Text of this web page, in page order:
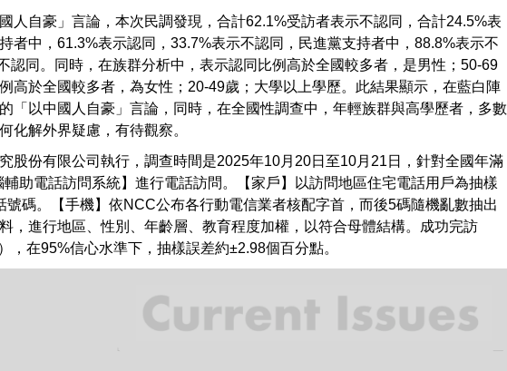
人自豪」言論，本次民調發現，合計62.1%受訪者表示不認同，合計24.5%表
者中，61.3%表示認同，33.7%表示不認同，民進黨支持者中，88.8%表示不
認同。同時，在族群分析中，表示認同比例高於全國較多者，是男性；50-69
高於全國較多者，為女性；20-49歲；大學以上學歷。此結果顯示，在藍白陣
「以中國人自豪」言論，同時，在全國性調查中，年輕族群與高學歷者，多數
化解外界疑慮，有待觀察。
股份有限公司執行，調查時間是2025年10月20日至10月21日，針對全國年滿
助電話訪問系統】進行電話訪問。【家戶】以訪問地區住宅電話用戶為抽樣
碼。【手機】依NCC公布各行動電信業者核配字首，而後5碼隨機亂數抽出
，進行地區、性別、年齡層、教育程度加權，以符合母體結構。成功完訪
在95%信心水準下，抽樣誤差約±2.98個百分點。